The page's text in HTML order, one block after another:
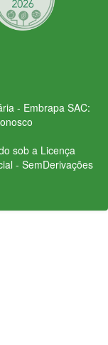
- Embrapa SAC:
sob a Licença
- SemDerivações